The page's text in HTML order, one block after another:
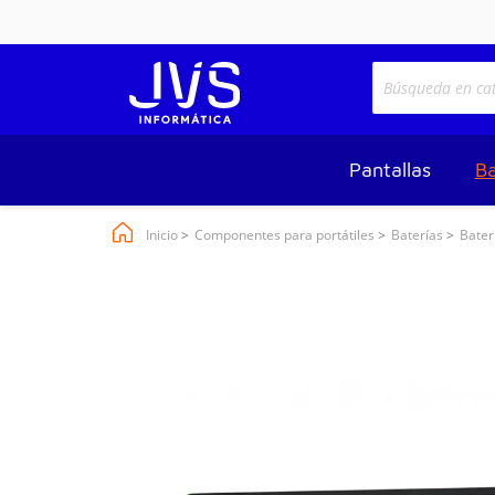
Pantallas
Inicio Componentes para portátiles Baterías